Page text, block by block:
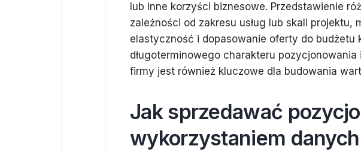
lub inne korzyści biznesowe. Przedstawienie
zależności od zakresu usług lub skali projektu,
elastyczność i dopasowanie oferty do budżetu
długoterminowego charakteru
firmy jest również kluczowe dla budowania
Jak sprzedawać
wykorzystaniem